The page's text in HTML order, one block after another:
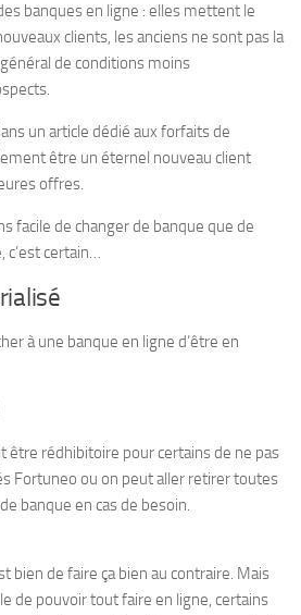
banques en ligne : elles mettent le
clients, les anciens ne sont pas la
de conditions moins
un article dédié aux forfaits de
être un éternel nouveau client
offres.
facile de changer de banque que de
c’est certain…
à une banque en ligne d’être en
être rédhibitoire pour certains de ne pas
Fortuneo ou on peut aller retirer toutes
banque en cas de besoin.
bien de faire ça bien au contraire. Mais
de pouvoir tout faire en ligne, certains